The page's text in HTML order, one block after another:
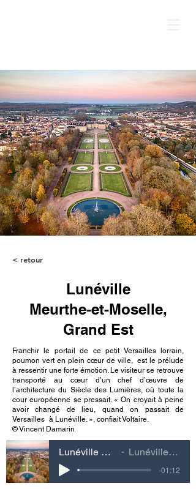
< retour
Lunéville
Meurthe-et-Moselle,
Grand Est
Franchir le portail de ce petit Versailles lorrain,
poumon vert en plein cœur de ville, est le prélude
à ressentir une forte émotion. Le visiteur se retrouve
transporté au cœur d’un chef d’œuvre de
l’architecture du Siècle des Lumières, où toute la
cour européenne se pressait. « On croyait à peine
avoir changé de lieu, quand on passait de
Versailles à Lunéville. », confiait Voltaire.
© Vincent Damarin
Lunéville Meurthe-et-Moselle, Grand Est Lunéville Meurthe-et-Moselle, Grand Est
-01:12